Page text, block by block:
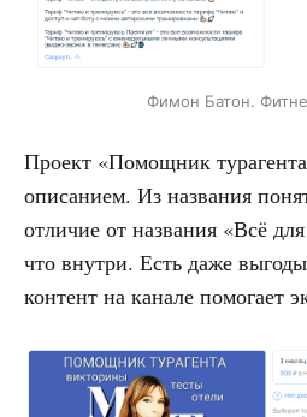
Фимон Батон.
Проект «Помощник
описанием. Из названия
отличие от названия «Всё
что внутри. Есть даже
контент на канале помогает